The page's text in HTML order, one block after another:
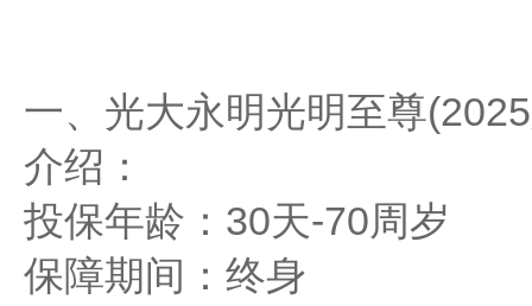
一、光大永明光明至尊
介绍：
投保年龄：30天-70周岁
保障期间：终身